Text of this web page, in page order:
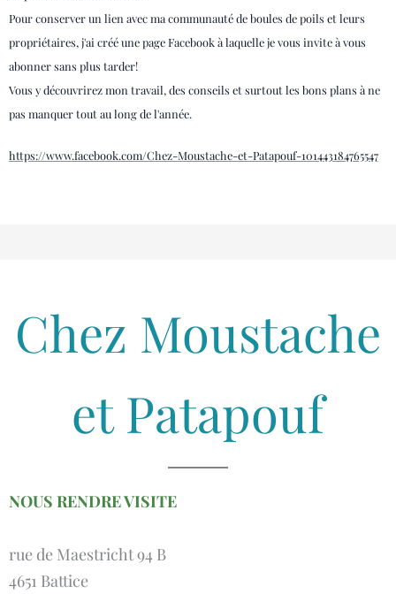
Pour conserver un lien avec ma communauté de boules de poils et leurs
propriétaires, j'ai créé une page Facebook à laquelle je vous invite à vous
abonner sans plus tarder!
Vous y découvrirez mon travail, des conseils et surtout les bons plans à ne
pas manquer tout au long de l'année.
https://www.facebook.com/Chez-Moustache-et-Patapouf-101443184765547
Chez Moustache
et Patapouf
NOUS RENDREVISITE
rue de Maestricht 94 B
4651 Battice